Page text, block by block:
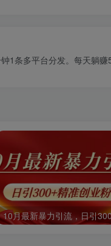
1条多平台分发。每天躺赚